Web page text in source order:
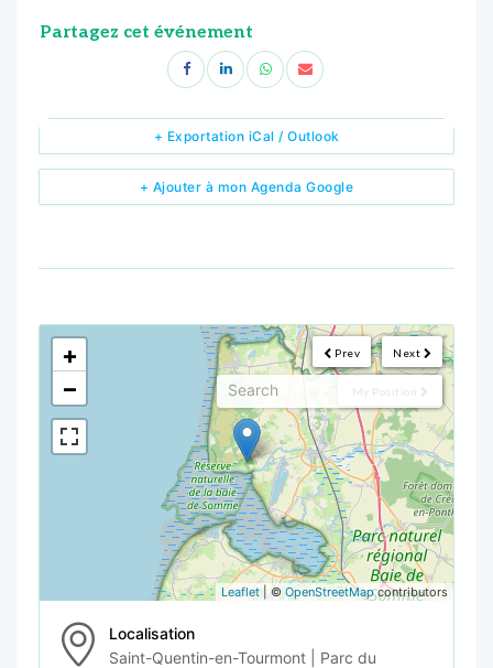
Partagez cet événement
+ Ajouter à mon Agenda Google
+ Exportation iCal / Outlook
Next
Prev
My Position
<!---->
+
−
Leaflet | © OpenStreetMapcontributors
Localisation
Saint-Quentin-en-Tourmont | Parc du